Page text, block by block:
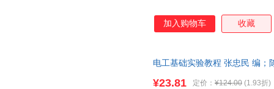
加入购物车 收藏
电工基础实验教程 张忠民 编；
¥23.81 定价： ¥124.00 (1.93折)